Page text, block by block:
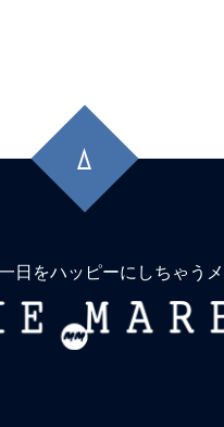
頭
に
日をハッピーにしちゃう